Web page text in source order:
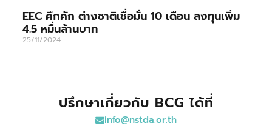
EEC คึกคัก ต่างชาติเชื่อมั่น 10 เดือน ลงทุนเพิ่ม
4.5 หมื่นล้านบาท
25/11/2024
ปรึกษาเกี่ยวกับ BCG ได้ที่
info@nstda.or.th